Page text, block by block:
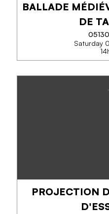
SEE
BALLADE
DE
Saturday
CHÂTEAU DE
Animation Medieval pour
PROJECTION